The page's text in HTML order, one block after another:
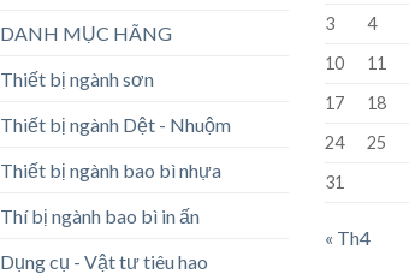
DANH MỤC HÃNG
Thiết bị ngành sơn
Thiết bị ngành Dệt - Nhuộm
Thiết bị ngành bao bì nhựa
Thí bị ngành bao bì in ấn
Dụng cụ - Vật tư tiêu hao
3
4
10
11
17
18
24
25
31
« Th4